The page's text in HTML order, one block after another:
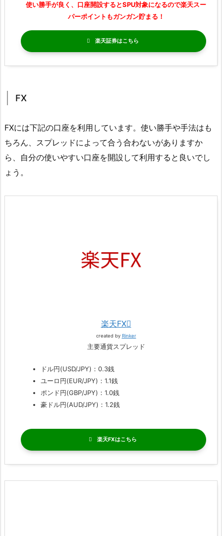
使い勝手が良く、口座開設するとSPU対象になるので楽天スー
パーポイントもガンガン貯まる！
楽天証券
FX
FXには下記の口座を利用しています。使い勝手や手法はも
ちろん、スプレッドによって合う合わないがありますか
ら、自分の使いやすい口座を開設して利用すると良いでし
ょう。
楽天FX
created by Rinker
主要通貨スプレッド
ドル円(USD/JPY)：0.3銭
ユーロ円(EUR/JPY)：1.1銭
ポンド円(GBP/JPY)：1.0銭
豪ドル円(AUD/JPY)：1.2銭
楽天FX